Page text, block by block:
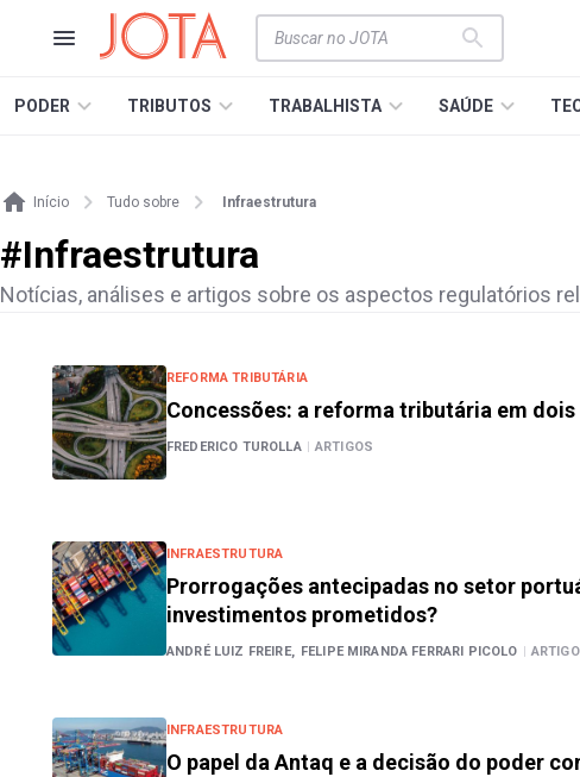
PODER TRIBUTOS TRABALHISTA SAÚDE
Início Tudo sobre Infraestrutura
#Infraestrutura
Notícias, análises e artigos sobre os aspectos regulatórios
REFORMA TRIBUTÁRIA
Concessões: a reforma tributária em
FREDERICO TUROLLA | ARTIGOS
INFRAESTRUTURA
Prorrogações antecipadas no setor
investimentos prometidos?
ANDRÉ LUIZ FREIRE, FELIPE MIRANDA FERRARI PICOLO |
INFRAESTRUTURA
O papel da Antaq e a decisão do poder